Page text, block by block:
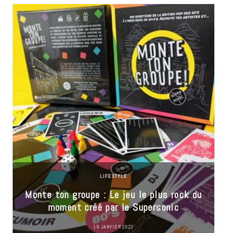
LIFESTYLE
Monte ton groupe : Le jeu le plus rock du
moment créé par le Supersonic
18 JANVIER 2023